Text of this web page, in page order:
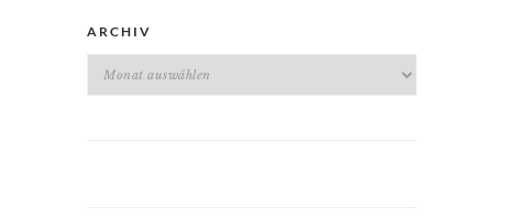
ARCHIV
Archiv